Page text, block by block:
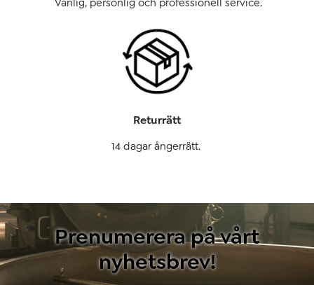
Vänlig, personlig och professionell service.
Returrätt
14 dagar ångerrätt.
Prenumerera på vårt
nyhetsbrev!